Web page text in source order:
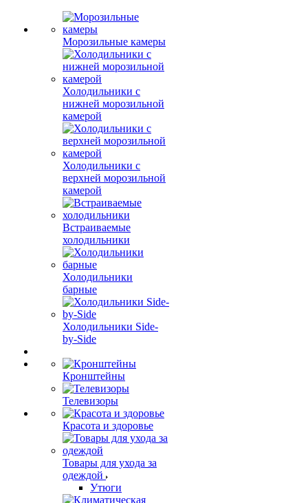
Морозильные камеры
Холодильники с
нижней морозильной
камерой
Холодильники с
верхней морозильной
камерой
Встраиваемые
холодильники
Холодильники
барные
Холодильники Side-
by-Side
Кронштейны
Телевизоры
Красота и здоровье
Товары для ухода за
одеждой
Утюги